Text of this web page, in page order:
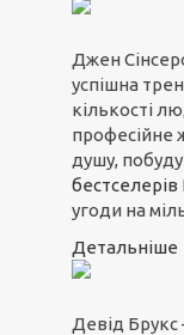
Джен
успішна
кількості
професійне
душу,
бестселерів
угоди на
Детальніше
Девід